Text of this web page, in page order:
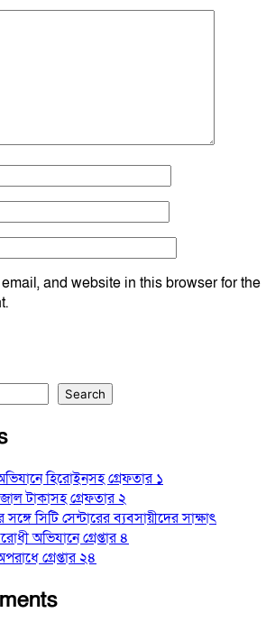
and website in this browser for the
Search
হিরোইনসহ গ্রেফতার ১
টাকাসহ গ্রেফতার ২
সিটি সেন্টারের ব্যবসায়ীদের সাক্ষাৎ
অভিযানে গ্রেপ্তার ৪
গ্রেপ্তার ২৪